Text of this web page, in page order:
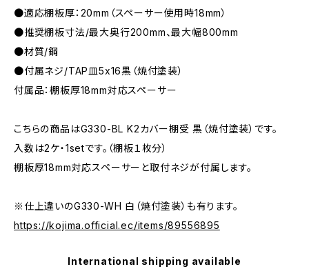
●適応棚板厚：20mm（スペーサー使用時18mm）
●推奨棚板寸法/最大奥行200mm、最大幅800mm
●材質/鋼
●付属ネジ/TAP皿5x16黒（焼付塗装）
付属品：棚板厚18mm対応スペーサー
こちらの商品はG330-BL K2カバー棚受 黒（焼付塗装）です。
入数は2ケ・1setです。（棚板１枚分）
棚板厚18mm対応スペーサーと取付ネジが付属します。
※仕上違いのG330-WH 白（焼付塗装）も有ります。
https://kojima.official.ec/items/89556895
International shipping available